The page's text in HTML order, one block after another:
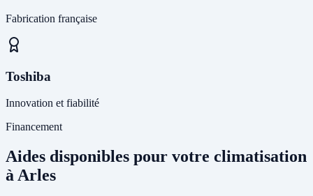
Fabrication française
Toshiba
Innovation et fiabilité
Financement
Aides disponibles pour votre climatisation
à Arles